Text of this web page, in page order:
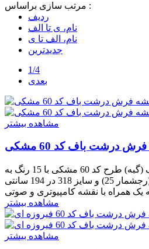
مرتب سازی براساس :
ردیف
نام، ی تا الف
نام، الف تا ی
جدیدترین
1/4
بعدی
مشاهده بیشتر
درشت باف کد 60 مشکی
نخ و نقشه فرش درشت باف (گبه) طرح کد 60 مشکی با 15 رنگ به
ابعاد 1134 رج در 692 گره (رجشمار 25) و سایز 318 در 194 سانتی
یک همراه با نقشه کامپیوتری و صوتی
مشاهده بیشتر
مشاهده بیشتر